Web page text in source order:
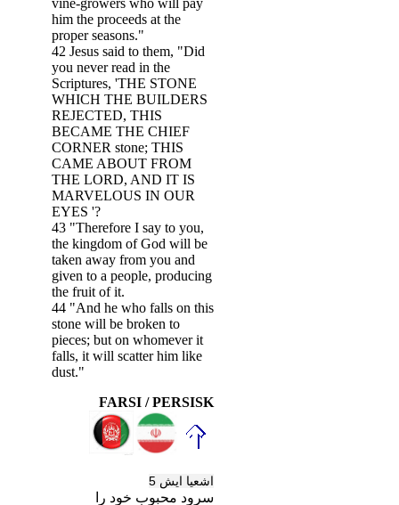
him the proceeds at the
proper seasons."
42 Jesus said to them, "Did
you never read in the
Scriptures, 'THE STONE
WHICH THE BUILDERS
REJECTED, THIS
BECAME THE CHIEF
CORNER stone; THIS
CAME ABOUT FROM
THE LORD, AND IT IS
MARVELOUS IN OUR
EYES '?
43 "Therefore I say to you,
the kingdom of God will be
taken away from you and
given to a people, producing
the fruit of it.
44 "And he who falls on this
stone will be broken to
pieces; but on whomever it
falls, it will scatter him like
dust."
FARSI / PERSISK
اشعيا ايش 5